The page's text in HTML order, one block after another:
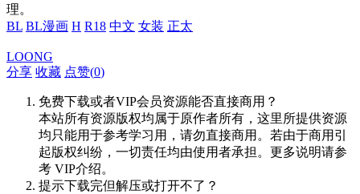
理。
BL BL漫画 H R18 中文 女装 正太
LOONG
分享 收藏 点赞(0)
免费下载或者VIP会员资源能否直接商用？
本站所有资源版权均属于原作者所有，这里所提供资源
均只能用于参考学习用，请勿直接商用。若由于商用引
起版权纠纷，一切责任均由使用者承担。更多说明请参
考 VIP介绍。
提示下载完但解压或打开不了？